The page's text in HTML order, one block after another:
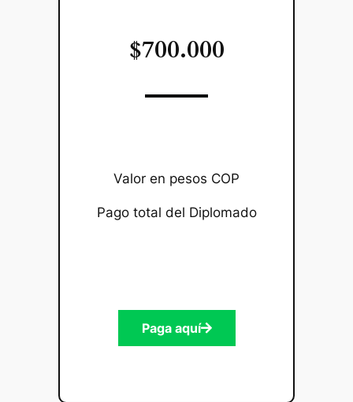
$700.000
Valor en pesos COP
Pago total del Diplomado
Paga aquí